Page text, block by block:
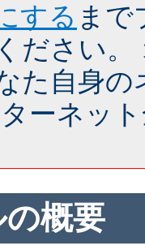
する まで
ださい。
た自身
ーネッ
概要